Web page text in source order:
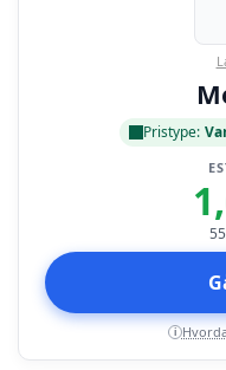
Pristype:
i